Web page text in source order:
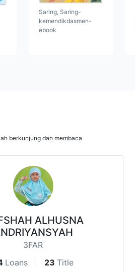
Saring, Saring-
kemendikdasmen-
ebook
berkunjung dan membaca
ALHUSNA
3FAR
Loans 23 Title